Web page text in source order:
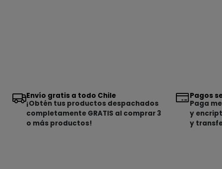
Envío gratis a todo Chile
¡Obtén tus productos despachados
completamente GRATIS al comprar 3
o más productos!
Pagos
Paga
y
y